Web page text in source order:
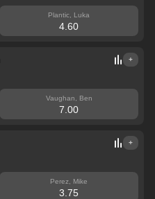
Plantic, Luka
4.60
+
Vaughan, Ben
7.00
+
Perez, Mike
3.75